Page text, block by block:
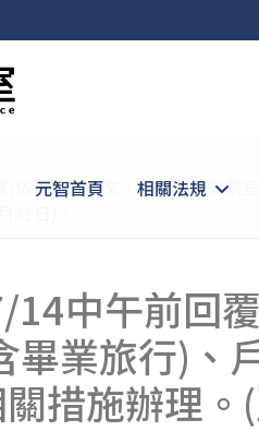
元智首頁 相關法規
)依教育部來文，各單位若規劃
14中午前回
畢業旅行)、
措施辦理。